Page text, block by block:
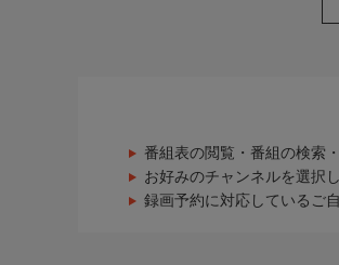
番組表の閲覧・番組の検索
お好みのチャンネルを選択
録画予約に対応しているご